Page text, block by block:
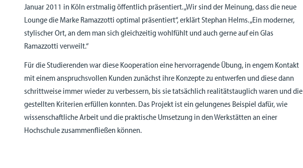
Januar 2011 in Köln erstmalig öffentlich präsentiert. „Wir sind der Meinung, dass die neue
Lounge die Marke Ramazzotti optimal präsentiert“, erklärt Stephan Helms. „Ein moderner,
stylischer Ort, an dem man sich gleichzeitig wohlfühlt und auch gerne auf ein Glas
Ramazzotti verweilt.“
Für die Studierenden war diese Kooperation eine hervorragende Übung, in engem Kontakt
mit einem anspruchsvollen Kunden zunächst ihre Konzepte zu entwerfen und diese dann
schrittweise immer wieder zu verbessern, bis sie tatsächlich realitätstauglich waren und die
gestellten Kriterien erfüllen konnten. Das Projekt ist ein gelungenes Beispiel dafür, wie
wissenschaftliche Arbeit und die praktische Umsetzung in den Werkstätten an einer
Hochschule zusammenfließen können.